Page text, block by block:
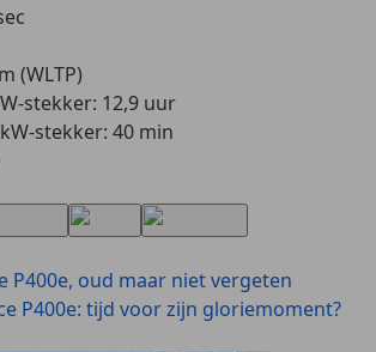
(WLTP)
stekker: 12,9 uur
stekker: 40 min
P400e, oud maar niet vergeten
P400e: tijd voor zijn gloriemoment?